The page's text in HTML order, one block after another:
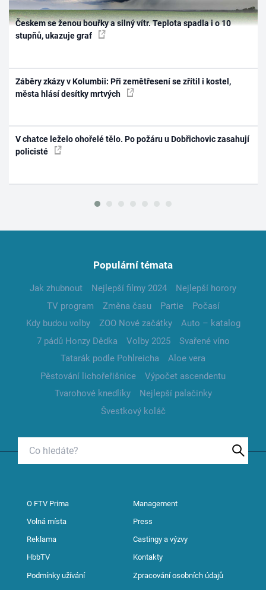
Českem se ženou bouřky a silný vítr. Teplota spadla i o 10
stupňů, ukazuje graf
Záběry zkázy v Kolumbii: Při zemětřesení se zřítil i kostel,
města hlásí desítky mrtvých
V chatce leželo ohořelé tělo. Po požáru u Dobřichovic zasahují
policisté
Populární témata
Jak zhubnout Nejlepší filmy 2024
Nejlepší horory
TV program
Změna času Partie
Počasí
Kdy budou volby
ZOO Nové začátky
Auto – katalog
7 pádů Honzy Dědka
Volby 2025
Svařené víno
Tatarák podle Pohlreicha
Aloe vera
Pěstování lichořeřišnice
Výpočet ascendentu
Tvarohové knedlíky
Nejlepší palačinky
Švestkový koláč
O FTV Prima Management
Volná místa Press
Reklama Castingy a výzvy
HbbTV Kontakty
Podmínky užívání Zpracování osobních údajů